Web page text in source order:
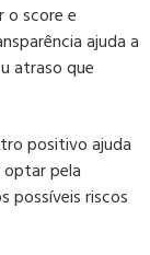
o score e
ajuda a
atraso que
positivo ajuda
pela
possíveis riscos